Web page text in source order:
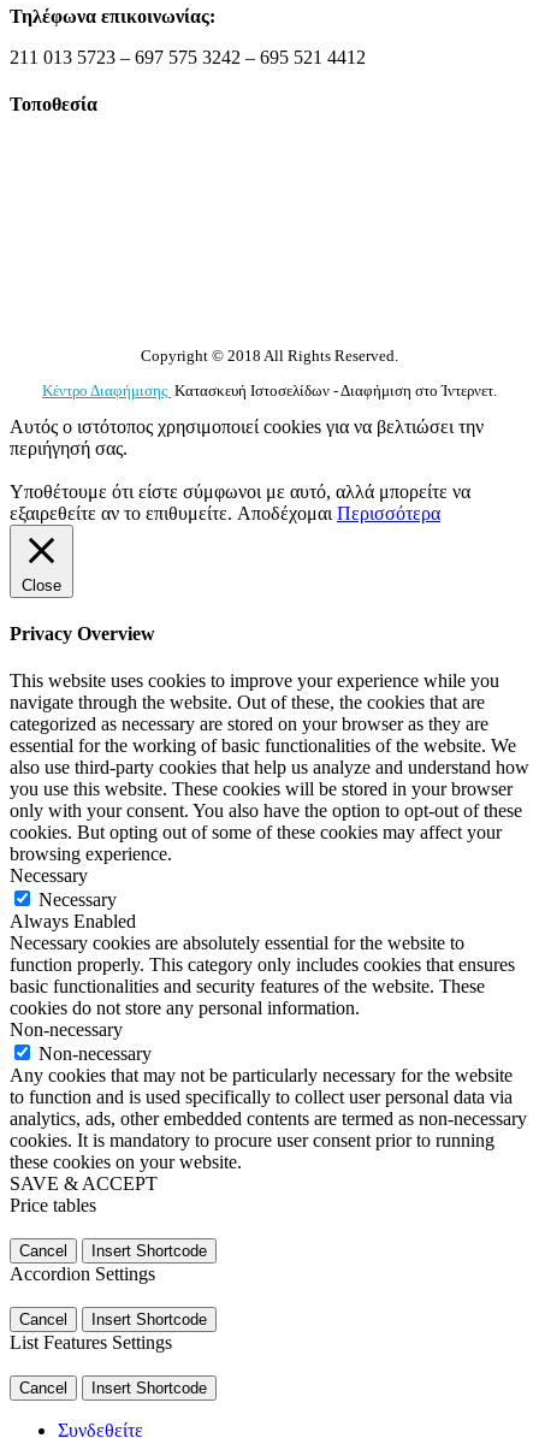
Τηλέφωνα επικοινωνίας:
211 013 5723 – 697 575 3242 – 695 521 4412
Τοποθεσία
Copyright © 2018 All Rights Reserved.
Κέντρο Διαφήμισης Κατασκευή Ιστοσελίδων - Διαφήμιση στο Ίντερνετ.
Αυτός ο ιστότοπος χρησιμοποιεί cookies για να βελτιώσει την
περιήγησή σας.
Υποθέτουμε ότι είστε σύμφωνοι με αυτό, αλλά μπορείτε να
εξαιρεθείτε αν το επιθυμείτε. Αποδέχομαι Περισσότερα
Close
Privacy Overview
This website uses cookies to improve your experience while you
navigate through the website. Out of these, the cookies that are
categorized as necessary are stored on your browser as they are
essential for the working of basic functionalities of the website. We
also use third-party cookies that help us analyze and understand how
you use this website. These cookies will be stored in your browser
only with your consent. You also have the option to opt-out of these
cookies. But opting out of some of these cookies may affect your
browsing experience.
Necessary
Necessary
Always Enabled
Necessary cookies are absolutely essential for the website to
function properly. This category only includes cookies that ensures
basic functionalities and security features of the website. These
cookies do not store any personal information.
Non-necessary
Non-necessary
Any cookies that may not be particularly necessary for the website
to function and is used specifically to collect user personal data via
analytics, ads, other embedded contents are termed as non-necessary
cookies. It is mandatory to procure user consent prior to running
these cookies on your website.
SAVE & ACCEPT
Price tables
Cancel Insert Shortcode
Accordion Settings
Cancel Insert Shortcode
List Features Settings
Cancel Insert Shortcode
Συνδεθείτε